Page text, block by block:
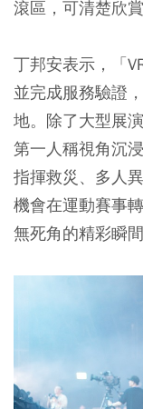
滾區，可清楚欣
丁邦安表示，「
並完成服務驗證
地。除了大型展
第一人稱視角沉
指揮救災、多人
機會在運動賽事
無死角的精彩瞬間